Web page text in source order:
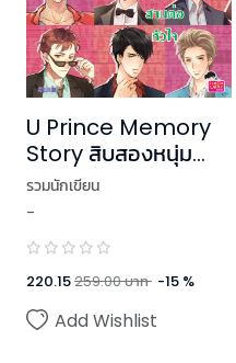
U Prince Memory
Story สิบสองหนุ่ม
ฮอตกับภารกิจสานต่อ
หัวใจ ชุด U Prince
รวมนักเขียน
-
220.15259.00บาท -15 %
Add Wishlist